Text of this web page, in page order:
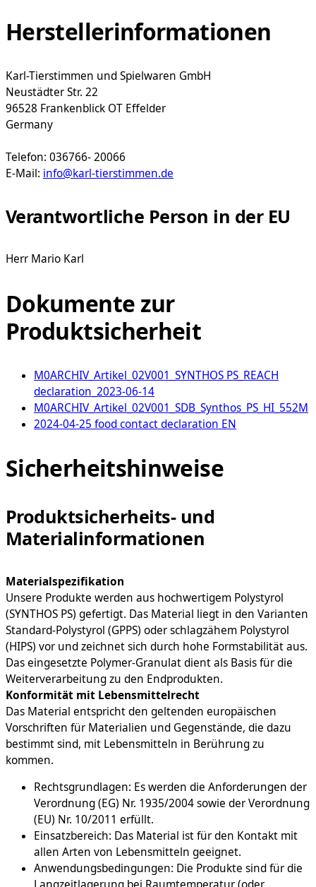
Herstellerinformationen
Karl-Tierstimmen und Spielwaren GmbH
Neustädter Str. 22
96528 Frankenblick OT Effelder
Germany
Telefon: 036766- 20066
E-Mail: info@karl-tierstimmen.de
Verantwortliche Person in der EU
Herr Mario Karl
Dokumente zur
Produktsicherheit
M0ARCHIV_Artikel_02V001_SYNTHOS PS_REACH
declaration_2023-06-14
M0ARCHIV_Artikel_02V001_SDB_Synthos_PS_HI_552M
2024-04-25 food contact declaration EN
Sicherheitshinweise
Produktsicherheits- und
Materialinformationen
Materialspezifikation
Unsere Produkte werden aus hochwertigem Polystyrol
(SYNTHOS PS) gefertigt. Das Material liegt in den Varianten
Standard-Polystyrol (GPPS) oder schlagzähem Polystyrol
(HIPS) vor und zeichnet sich durch hohe Formstabilität aus.
Das eingesetzte Polymer-Granulat dient als Basis für die
Weiterverarbeitung zu den Endprodukten.
Konformität mit Lebensmittelrecht
Das Material entspricht den geltenden europäischen
Vorschriften für Materialien und Gegenstände, die dazu
bestimmt sind, mit Lebensmitteln in Berührung zu
kommen.
Rechtsgrundlagen: Es werden die Anforderungen der
Verordnung (EG) Nr. 1935/2004 sowie der Verordnung
(EU) Nr. 10/2011 erfüllt.
Einsatzbereich: Das Material ist für den Kontakt mit
allen Arten von Lebensmitteln geeignet.
Anwendungsbedingungen: Die Produkte sind für die